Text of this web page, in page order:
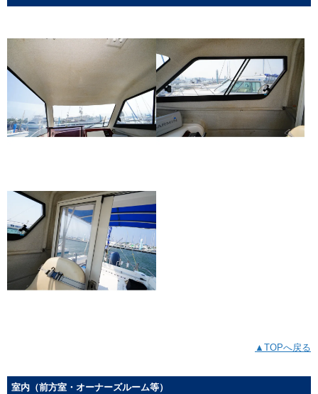
▲TOPへ戻る
室内（前方室・オーナーズルーム等）